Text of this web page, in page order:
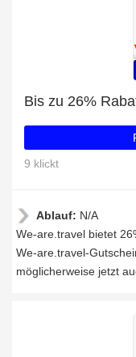
9 klickt
Ablauf: N/A
We-are.travel bietet
We-are.travel-
möglicherweise jetzt